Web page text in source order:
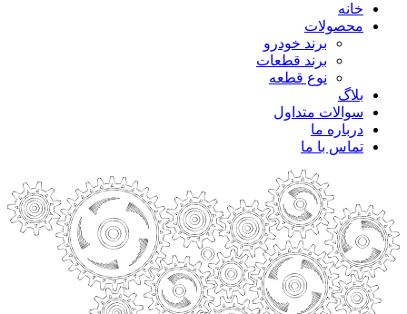
خانه
محصولات
برند خودرو
برند قطعات
نوع قطعه
بلاگ
سوالات متداول
درباره ما
تماس با ما